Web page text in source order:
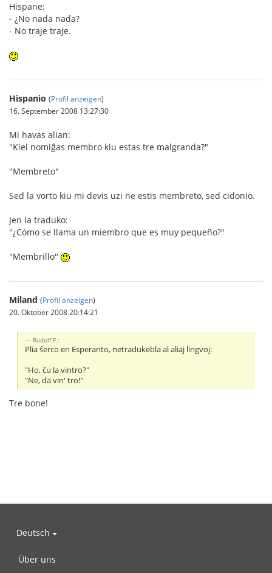
Hispane:
- ¿No nada nada?
- No traje traje.
Hispanio (Profil anzeigen)
16. September 2008 13:27:30
Mi havas alian:
"Kiel nomiĝas membro kiu estas tre malgranda?"
"Membreto"
Sed la vorto kiu mi devis uzi ne estis membreto, sed cidonio.
Jen la traduko:
"¿Cómo se llama un miembro que es muy pequeño?"
"Membrillo"
Miland (Profil anzeigen)
20. Oktober 2008 20:14:21
Rudolf F.:
Plia ŝerco en Esperanto, netradukebla al aliaj lingvoj:
"Ho, ĉu la vintro?"
"Ne, da vin' tro!"
Tre bone!
Deutsch
Über uns